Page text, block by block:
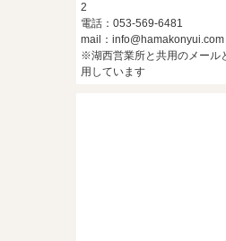
2
電話：053-569-6481
mail：info@hamakonyui.com
※湖西営業所と共用のメール
用しています